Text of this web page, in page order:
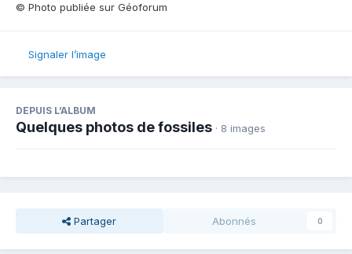
© Photo publiée sur Géoforum
Signaler l’image
DEPUIS L’ALBUM
Quelques photos de fossiles · 8 images
Partager Abonnés 0